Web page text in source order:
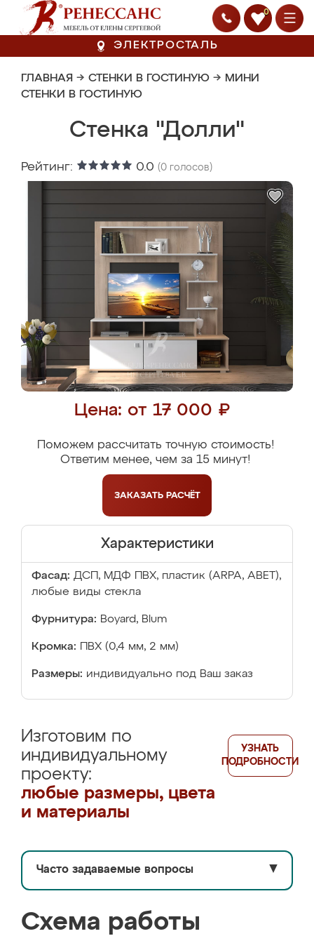
0
ЭЛЕКТРОСТАЛЬ
ГЛАВНАЯ → СТЕНКИ В ГОСТИНУЮ → МИНИ
СТЕНКИ В ГОСТИНУЮ
Стенка "Долли"
Рейтинг: 0.0 (0 голосов)
Цена: от 17 000 ₽
Поможем рассчитать точную стоимость!
Ответим менее, чем за 15 минут!
ЗАКАЗАТЬ РАСЧЁТ
Характеристики
Фасад: ДСП, МДФ ПВХ, пластик (ARPA, ABET),
любые виды стекла
Фурнитура: Boyard, Blum
Кромка: ПВХ (0,4 мм, 2 мм)
Размеры: индивидуально под Ваш заказ
Изготовим по
индивидуальному
проекту:
любые размеры, цвета
и материалы
УЗНАТЬ
ПОДРОБНОСТИ
Часто задаваемые вопросы ▼
Схема работы